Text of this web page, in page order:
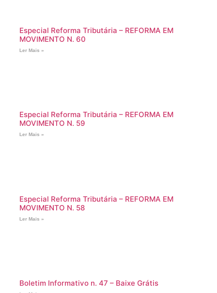
Especial Reforma Tributária – REFORMA EM
MOVIMENTO N. 60
Ler Mais »
Especial Reforma Tributária – REFORMA EM
MOVIMENTO N. 59
Ler Mais »
Especial Reforma Tributária – REFORMA EM
MOVIMENTO N. 58
Ler Mais »
Boletim Informativo n. 47 – Baixe Grátis